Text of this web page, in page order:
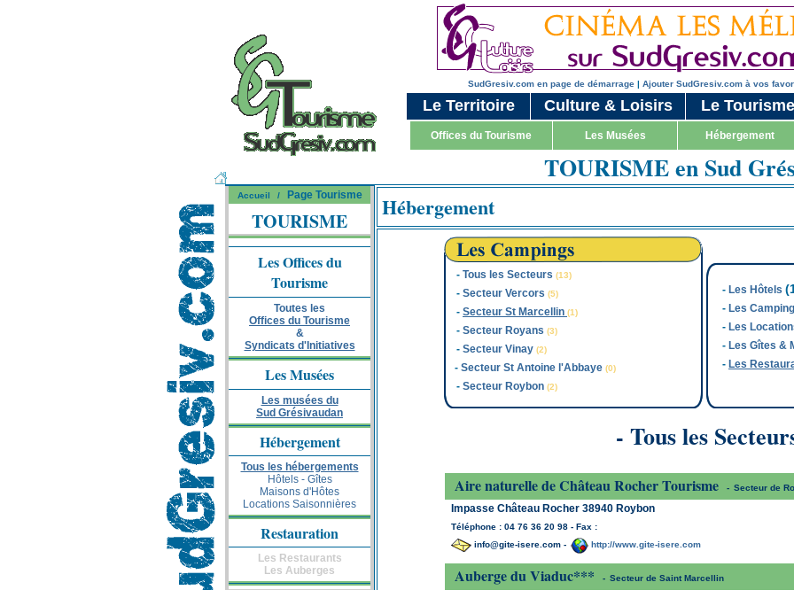
SudGresiv.com en page de démarrage| Ajouter SudGresiv.com à vos
Le Territoire Culture & Loisirs Le Tourisme
Offices du Tourisme Les Musées Hébergement
TOURISME en Sud
Accueil / Page Tourisme
TOURISME
Les Offices du
Tourisme
Toutes les
Offices du Tourisme
&
Syndicats d'Initiatives
Les Musées
Les musées du
Sud Grésivaudan
Hébergement
Tous les hébergements
Hôtels - Gîtes
Maisons d'Hôtes
Locations Saisonnières
Restauration
Les Restaurants
Les Auberges
Hébergement
- Tous les Secteurs (13)
- Secteur Vercors (5)
- Secteur St Marcellin (1)
- Secteur Royans (3)
- Secteur Vinay (2)
- Secteur St Antoine l'Abbaye (0)
- Secteur Roybon (2)
- Les Hôtels
- Les
- Les
- Les Gîtes &
- Les
- Tous les
Aire naturelle de Château Rocher Tourisme - Secteur de
Impasse Château Rocher 38940 Roybon
Téléphone : 04 76 36 20 98 - Fax :
info@gite-isere.com -
http://www.gite-isere.com
Auberge du Viaduc*** - Secteur de Saint Marcellin